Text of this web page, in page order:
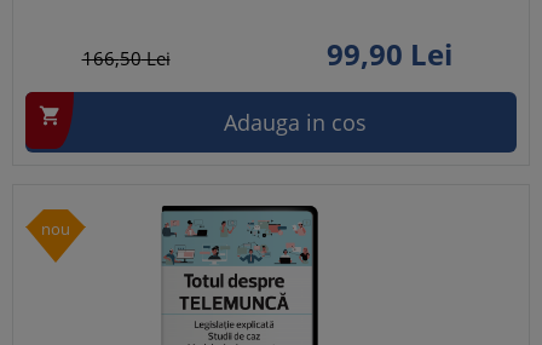
166,50Lei 99,90 Lei
 Adauga in cos
nou